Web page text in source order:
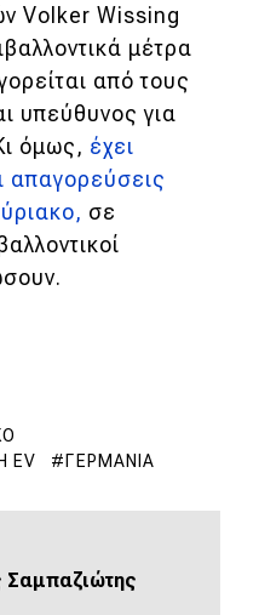
Volker Wissing
μέτρα
από τους
υπεύθυνος για
όμως, έχει
απαγορεύσεις
σε
ΕV ΓΕΡΜΑΝΊΑ
Σαμπαζιώτης